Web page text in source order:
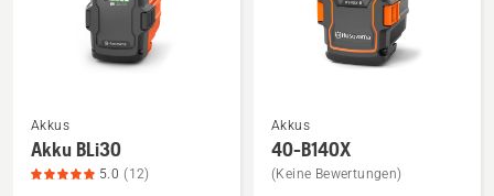
Mehr
Details
zu
Akkus
Akku BLi30
5.0 (12)
Mehr
Details
zu
Akkus
40-B140X
(Keine Bewertungen)